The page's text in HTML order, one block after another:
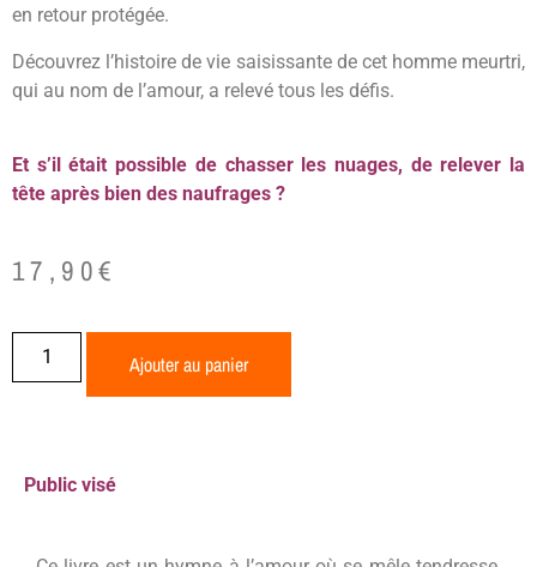
en retour protégée.
Découvrez l’histoire de vie saisissante de cet homme meurtri,
qui au nom de l’amour, a relevé tous les défis.
Et s’il était possible de chasser les nuages, de relever la
tête après bien des naufrages ?
17,90€
Ajouter au panier
Public visé